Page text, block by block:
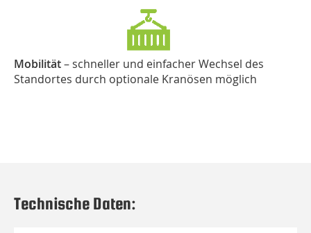
Mobilität– schneller und einfacher Wechsel des
Standortes durch optionale Kranösen möglich
Technische Daten: